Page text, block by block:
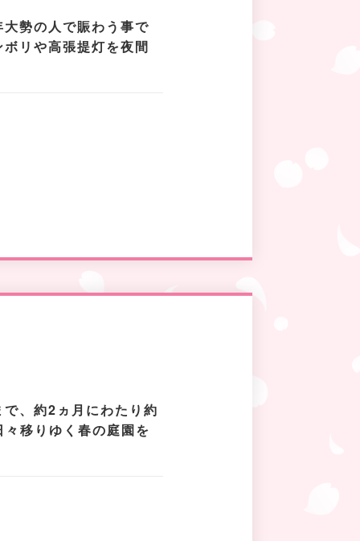
勢の人で賑わう事で
リや高張提灯を夜間
、約2ヵ月にわたり約
移りゆく春の庭園を